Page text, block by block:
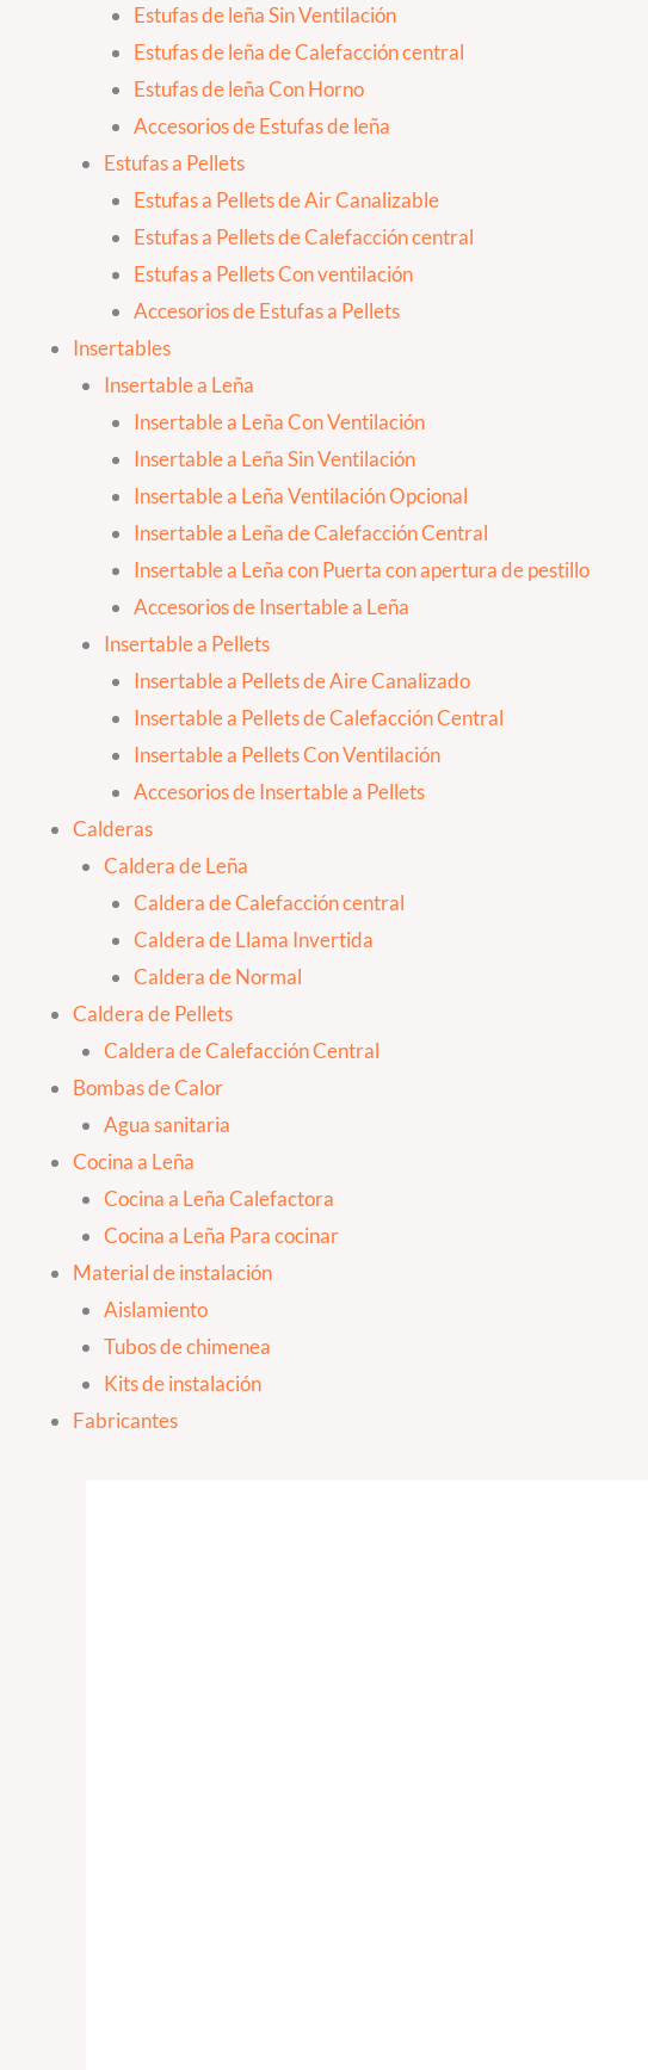
Estufas de leña Sin Ventilación
Estufas de leña de Calefacción central
Estufas de leña Con Horno
Accesorios de Estufas de leña
Estufas a Pellets
Estufas a Pellets de Air Canalizable
Estufas a Pellets de Calefacción central
Estufas a Pellets Con ventilación
Accesorios de Estufas a Pellets
Insertables
Insertable a Leña
Insertable a Leña Con Ventilación
Insertable a Leña Sin Ventilación
Insertable a Leña Ventilación Opcional
Insertable a Leña de Calefacción Central
Insertable a Leña con Puerta con apertura de pestillo
Accesorios de Insertable a Leña
Insertable a Pellets
Insertable a Pellets de Aire Canalizado
Insertable a Pellets de Calefacción Central
Insertable a Pellets Con Ventilación
Accesorios de Insertable a Pellets
Calderas
Caldera de Leña
Caldera de Calefacción central
Caldera de Llama Invertida
Caldera de Normal
Caldera de Pellets
Caldera de Calefacción Central
Bombas de Calor
Agua sanitaria
Cocina a Leña
Cocina a Leña Calefactora
Cocina a Leña Para cocinar
Material de instalación
Aislamiento
Tubos de chimenea
Kits de instalación
Fabricantes